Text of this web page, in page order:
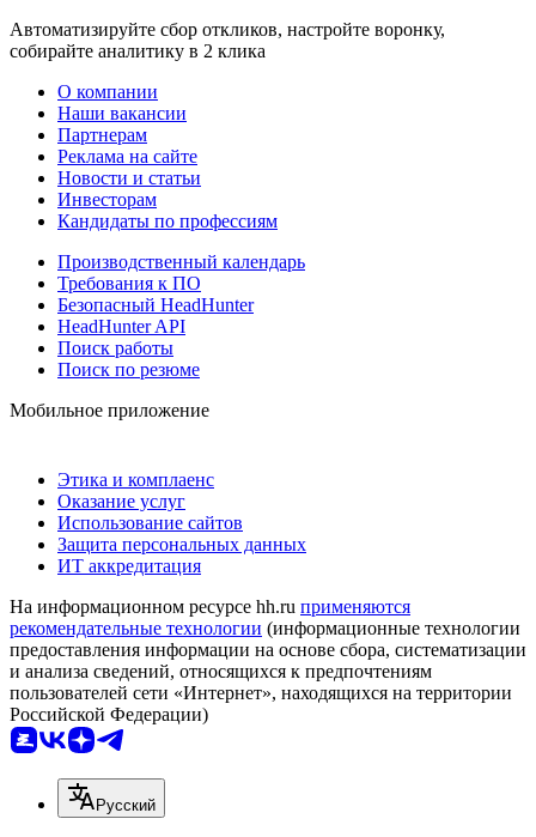
Автоматизируйте сбор откликов, настройте воронку,
собирайте аналитику в 2 клика
О компании
Наши вакансии
Партнерам
Реклама на сайте
Новости и статьи
Инвесторам
Кандидаты по профессиям
Производственный календарь
Требования к ПО
Безопасный HeadHunter
HeadHunter API
Поиск работы
Поиск по резюме
Мобильное приложение
Этика и комплаенс
Оказание услуг
Использование сайтов
Защита персональных данных
ИТ аккредитация
На информационном ресурсе hh.ru применяются
рекомендательные технологии (информационные технологии
предоставления информации на основе сбора, систематизации
и анализа сведений, относящихся к предпочтениям
пользователей сети «Интернет», находящихся на территории
Российской Федерации)
Русский